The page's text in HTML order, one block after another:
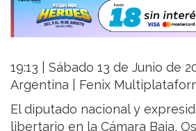
19:13 | Sábado 13 de Junio de
Argentina | Fenix
El diputado nacional y
libertario en la Cámara Baja,